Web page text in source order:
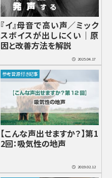
『イ』母音で高い声／ミック
スボイスが出しにくい｜原
因と改善方法を解説
2025.04.17
参考音源付き記事
【こんな声出せますか？】第1
2回：吸気性の地声
2019.02.12